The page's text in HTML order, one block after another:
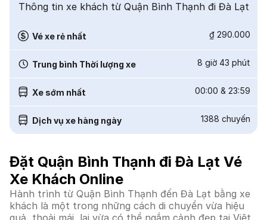
Thông tin xe khách từ Quận Bình Thạnh đi Đà Lạt
Vé xe rẻ nhất ₫ 290.000
Trung bình Thời lượng xe 8 giờ 43 phút
Xe sớm nhất 00:00 & 23:59
Dịch vụ xe hàng ngày 1388 chuyến
Đặt Quận Bình Thạnh đi Đà Lạt Vé
Xe Khách Online
Hành trình từ Quận Bình Thạnh đến Đà Lạt bằng xe
khách là một trong những cách di chuyển vừa hiệu
quả, thoải mái, lại vừa có thể ngắm cảnh đẹp tại Việt